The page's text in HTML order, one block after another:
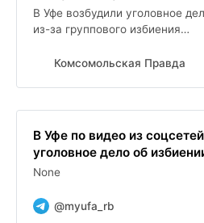
В Уфе возбудили уголовное
из-за группового избиения
Комсомольская Правда
В Уфе по видео из
уголовное дело об
None
@myufa_rb